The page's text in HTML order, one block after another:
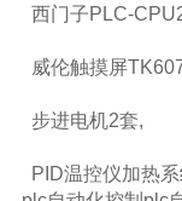
西门子PLC-
威伦触摸屏
步进电机2套,
PID温控仪加热